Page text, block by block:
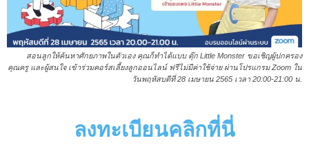
สอนลูกให้ค้นหาศักยภาพในตัวเอง คุณก็ทำได้แบบ ตุ๊ก Little Monster ขอเชิญผู้ปกครอง
คุณครู และผู้สนใจ เข้าร่วมคอร์สเลี้ยงลูกออนไลน์ ฟรีไม่มีค่าใช้จ่าย ผ่านโปรแกรม Zoom ใน
วันพฤหัสบดีที่ 28 เมษายน 2565 เวลา 20:00-21:00 น.
ลงทะเบียนคลิกที่นี่